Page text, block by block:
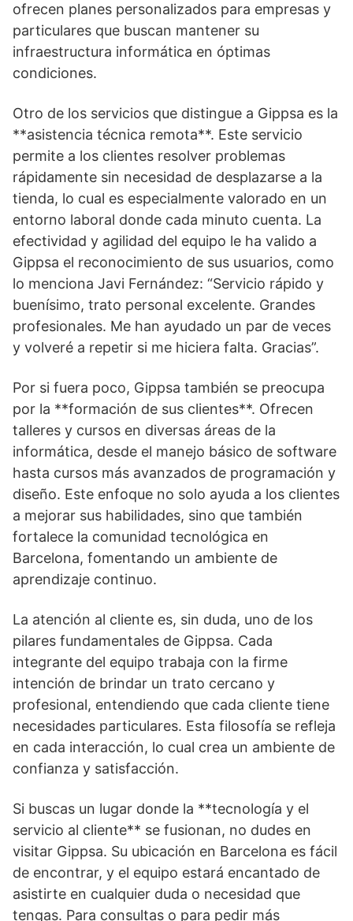
ofrecen planes personalizados para empresas y
particulares que buscan mantener su
infraestructura informática en óptimas
condiciones.
Otro de los servicios que distingue a Gippsa es la
**asistencia técnica remota**. Este servicio
permite a los clientes resolver problemas
rápidamente sin necesidad de desplazarse a la
tienda, lo cual es especialmente valorado en un
entorno laboral donde cada minuto cuenta. La
efectividad y agilidad del equipo le ha valido a
Gippsa el reconocimiento de sus usuarios, como
lo menciona Javi Fernández: “Servicio rápido y
buenísimo, trato personal excelente. Grandes
profesionales. Me han ayudado un par de veces
y volveré a repetir si me hiciera falta. Gracias”.
Por si fuera poco, Gippsa también se preocupa
por la **formación de sus clientes**. Ofrecen
talleres y cursos en diversas áreas de la
informática, desde el manejo básico de software
hasta cursos más avanzados de programación y
diseño. Este enfoque no solo ayuda a los clientes
a mejorar sus habilidades, sino que también
fortalece la comunidad tecnológica en
Barcelona, fomentando un ambiente de
aprendizaje continuo.
La atención al cliente es, sin duda, uno de los
pilares fundamentales de Gippsa. Cada
integrante del equipo trabaja con la firme
intención de brindar un trato cercano y
profesional, entendiendo que cada cliente tiene
necesidades particulares. Esta filosofía se refleja
en cada interacción, lo cual crea un ambiente de
confianza y satisfacción.
Si buscas un lugar donde la **tecnología y el
servicio al cliente** se fusionan, no dudes en
visitar Gippsa. Su ubicación en Barcelona es fácil
de encontrar, y el equipo estará encantado de
asistirte en cualquier duda o necesidad que
tengas. Para consultas o para pedir más